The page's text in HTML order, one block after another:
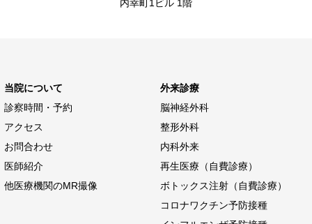
内幸町1ビル 1階
当院について
診察時間・予約
アクセス
お問合わせ
医師紹介
他医療機関のMR撮像
外来診療
脳神経外科
整形外科
内科外来
再生医療（自費診療）
ボトックス注射（自費診療）
コロナワクチン予防接種